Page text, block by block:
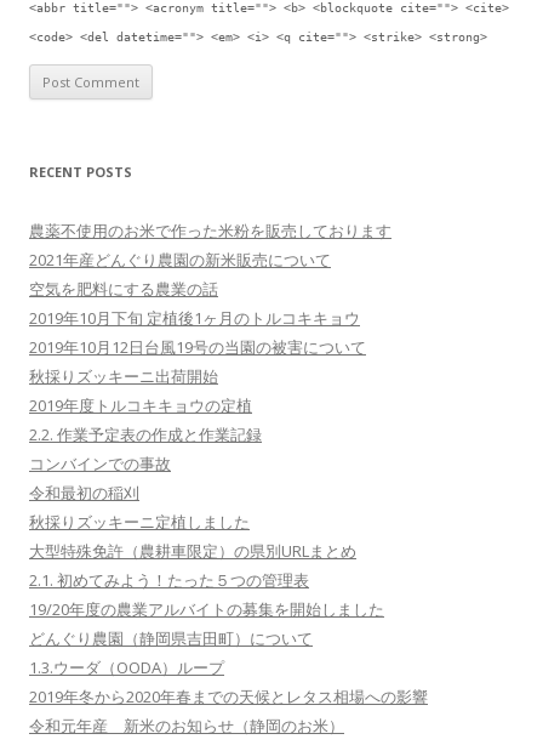
<abbr title=""> <acronym title=""> <b> <blockquote cite=""> <cite>
<code> <del datetime=""> <em> <i> <q cite=""> <strike> <strong>
RECENT POSTS
農薬不使用のお米で作った米粉を販売しております
2021年産どんぐり農園の新米販売について
空気を肥料にする農業の話
2019年10月下旬 定植後1ヶ月のトルコキキョウ
2019年10月12日台風19号の当園の被害について
秋採りズッキーニ出荷開始
2019年度トルコキキョウの定植
2.2. 作業予定表の作成と作業記録
コンバインでの事故
令和最初の稲刈
秋採りズッキーニ定植しました
大型特殊免許（農耕車限定）の県別URLまとめ
2.1. 初めてみよう！たった５つの管理表
19/20年度の農業アルバイトの募集を開始しました
どんぐり農園（静岡県吉田町）について
1.3.ウーダ（OODA）ループ
2019年冬から2020年春までの天候とレタス相場への影響
令和元年産 新米のお知らせ（静岡のお米）